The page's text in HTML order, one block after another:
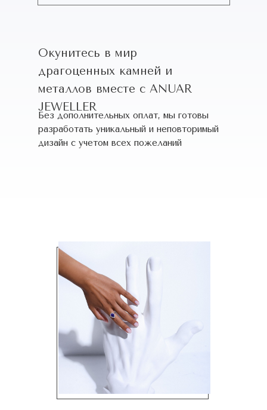
Окунитесь в мир
драгоценных камней и
металлов вместе с ANUAR
JEWELLER
Без дополнительных оплат, мы готовы
разработать уникальный и неповторимый
дизайн c учетом всех пожеланий